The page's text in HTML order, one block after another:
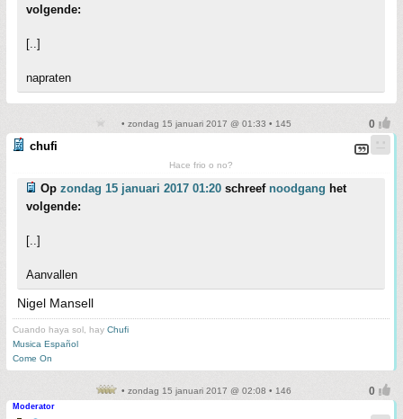
volgende:
[..]
napraten
• zondag 15 januari 2017 @ 01:33 • 145
chufi
Hace frio o no?
Op zondag 15 januari 2017 01:20 schreef noodgang het
volgende:
[..]
Aanvallen
Nigel Mansell
Cuando haya sol, hay Chufi
Musica Español
Come On
• zondag 15 januari 2017 @ 02:08 • 146
Moderator